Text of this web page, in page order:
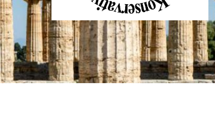
Liberal
Konservativ
Lesen